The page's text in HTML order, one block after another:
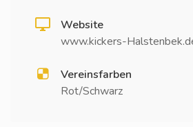
Website
www.kickers-
Vereinsfarben
Rot/Schwarz